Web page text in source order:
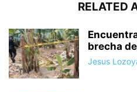
RELATED
brecha
Jesus